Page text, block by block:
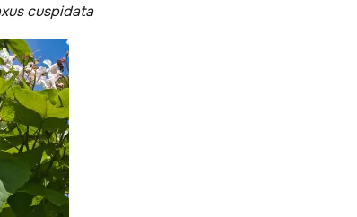
cuspidata